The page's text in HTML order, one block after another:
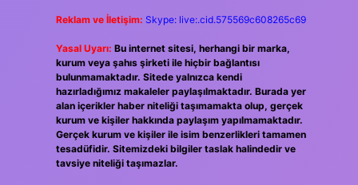
Reklam ve İletişim: Skype: live:.cid.575569c608265c69
Yasal Uyarı: Bu internet sitesi, herhangi bir marka,
kurum veya şahıs şirketi ile hiçbir bağlantısı
bulunmamaktadır. Sitede yalnızca kendi
hazırladığımız makaleler paylaşılmaktadır. Burada yer
alan içerikler haber niteliği taşımamakta olup, gerçek
kurum ve kişiler hakkında paylaşım yapılmamaktadır.
Gerçek kurum ve kişiler ile isim benzerlikleri tamamen
tesadüfidir. Sitemizdeki bilgiler taslak halindedir ve
tavsiye niteliği taşımazlar.